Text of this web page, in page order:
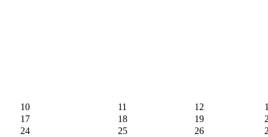
10 11 12
17
18 19
24
25 26